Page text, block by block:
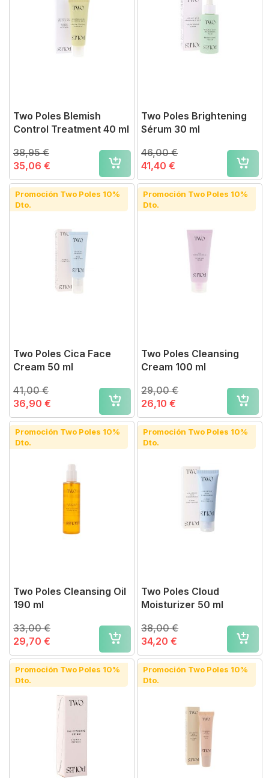
Two Poles Blemish
Control Treatment 40 ml
35,06 €
38,95 €
Two Poles Brightening
Sérum 30 ml
41,40 €
46,00 €
Promoción Two Poles 10%
Dto.
Two Poles Cica Face
Cream 50 ml
36,90 €
41,00 €
Promoción Two Poles 10%
Dto.
Two Poles Cleansing
Cream 100 ml
26,10 €
29,00 €
Promoción Two Poles 10%
Dto.
Two Poles Cleansing Oil
190 ml
29,70 €
33,00 €
Promoción Two Poles 10%
Dto.
Two Poles Cloud
Moisturizer 50 ml
34,20 €
38,00 €
Promoción Two Poles 10%
Dto.
Promoción Two Poles 10%
Dto.